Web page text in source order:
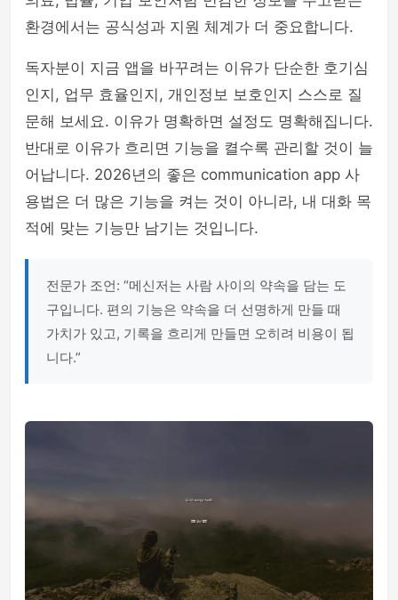
환경에서는 공식성과 지원 체계가 더 중요합니다.
독자분이 지금 앱을 바꾸려는 이유가 단순한 호기심
인지, 업무 효율인지, 개인정보 보호인지 스스로 질
문해 보세요. 이유가 명확하면 설정도 명확해집니다.
반대로 이유가 흐리면 기능을 켤수록 관리할 것이 늘
어납니다. 2026년의 좋은 communication app 사
용법은 더 많은 기능을 켜는 것이 아니라, 내 대화 목
적에 맞는 기능만 남기는 것입니다.
전문가 조언: “메신저는 사람 사이의 약속을 담는 도
구입니다. 편의 기능은 약속을 더 선명하게 만들 때
가치가 있고, 기록을 흐리게 만들면 오히려 비용이 됩
니다.”